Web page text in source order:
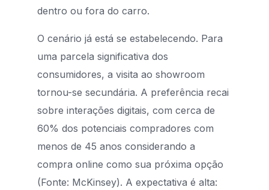
dentro ou fora do carro.
O cenário já está se estabelecendo. Para
uma parcela significativa dos
consumidores, a visita ao showroom
tornou-se secundária. A preferência recai
sobre interações digitais, com cerca de
60% dos potenciais compradores com
menos de 45 anos considerando a
compra online como sua próxima opção
(Fonte: McKinsey). A expectativa é alta: